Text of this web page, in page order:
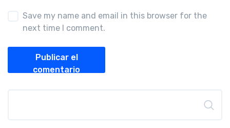
Save my name and email in this browser for the
next time I comment.
Publicar el
comentario